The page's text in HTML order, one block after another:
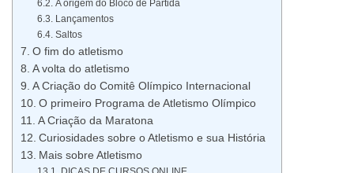
A origem do Bloco de Partida
Lançamentos
Saltos
O fim do atletismo
A volta do atletismo
A Criação do Comitê Olímpico Internacional
O primeiro Programa de Atletismo Olímpico
A Criação da Maratona
Curiosidades sobre o Atletismo e sua História
Mais sobre Atletismo